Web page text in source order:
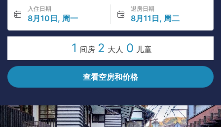
入住日期
8月10日, 周一
退房日期
8月11日, 周二
1 间房 2 大人 0 儿童
查看空房和价格